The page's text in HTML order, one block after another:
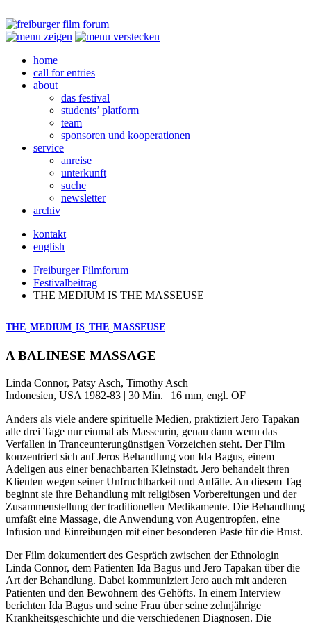
home
call for entries
about
das festival
students’ platform
team
sponsoren und kooperationen
service
anreise
unterkunft
suche
newsletter
archiv
kontakt
english
Freiburger Filmforum
Festivalbeitrag
THE MEDIUM IS THE MASSEUSE
THE MEDIUM IS THE MASSEUSE
A BALINESE MASSAGE
Linda Connor, Patsy Asch, Timothy Asch
Indonesien, USA 1982-83 | 30 Min. | 16 mm, engl. OF
Anders als viele andere spirituelle Medien, praktiziert Jero Tapakan
alle drei Tage nur einmal als Masseurin, genau dann wenn das
Verfallen in Tranceunterungünstigen Vorzeichen steht. Der Film
konzentriert sich auf Jeros Behandlung von Ida Bagus, einem
Adeligen aus einer benachbarten Kleinstadt. Jero behandelt ihren
Klienten wegen seiner Unfruchtbarkeit und Anfälle. An diesem Tag
beginnt sie ihre Behandlung mit religiösen Vorbereitungen und der
Zusammenstellung der traditionellen Medikamente. Die Behandlung
umfaßt eine Massage, die Anwendung von Augentropfen, eine
Infusion und Einreibungen mit einer besonderen Paste für die Brust.
Der Film dokumentiert des Gespräch zwischen der Ethnologin
Linda Connor, dem Patienten Ida Bagus und Jero Tapakan über die
Art der Behandlung. Dabei kommuniziert Jero auch mit anderen
Patienten und den Bewohnern des Gehöfts. In einem Interview
berichten Ida Bagus und seine Frau über seine zehnjährige
Krankheitsgeschichte und die verschiedenen Diagnosen. Die